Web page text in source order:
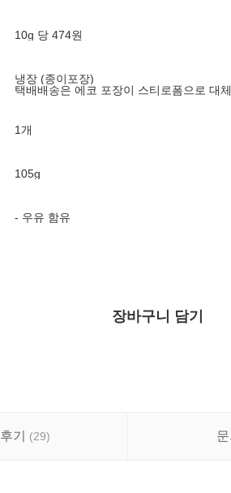
10g 당 474원
냉장 (종이포장)
택배배송은 에코 포장이 스티로폼으로 대
1개
105g
- 우유 함유
장바구니 담기
후기 (29) 문